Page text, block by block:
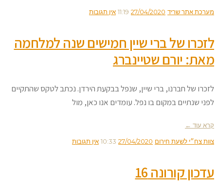
מערכת אתר שריד 27/04/2020
11:19 אין תגובות
לזכרו של ברי שיין חמישים שנה למלחמה
מאת: יורם שטיינברג
לזכרו של חברנו, ברי שיין, שנפל בבקעת הירדן. נכתב לטקס שהתקיים
לפני שנתיים במקום בו נפל. עומדים אנו כאן, מול
קרא עוד ←
צוות צח״י לשעת חירום 27/04/2020
10:33 אין תגובות
עדכון קורונה 16